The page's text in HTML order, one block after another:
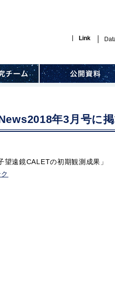
Link
年3月号に
望遠鏡CALETの初期観測成果」